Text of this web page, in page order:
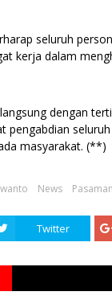
seluruh
kerja dalam
dengan
pengabdian
masyarakat. (**)
News
Twitter